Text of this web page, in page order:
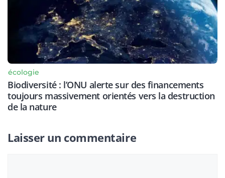
écologie
Biodiversité : l’ONU alerte sur des financements
toujours massivement orientés vers la destruction
de la nature
Laisser un commentaire